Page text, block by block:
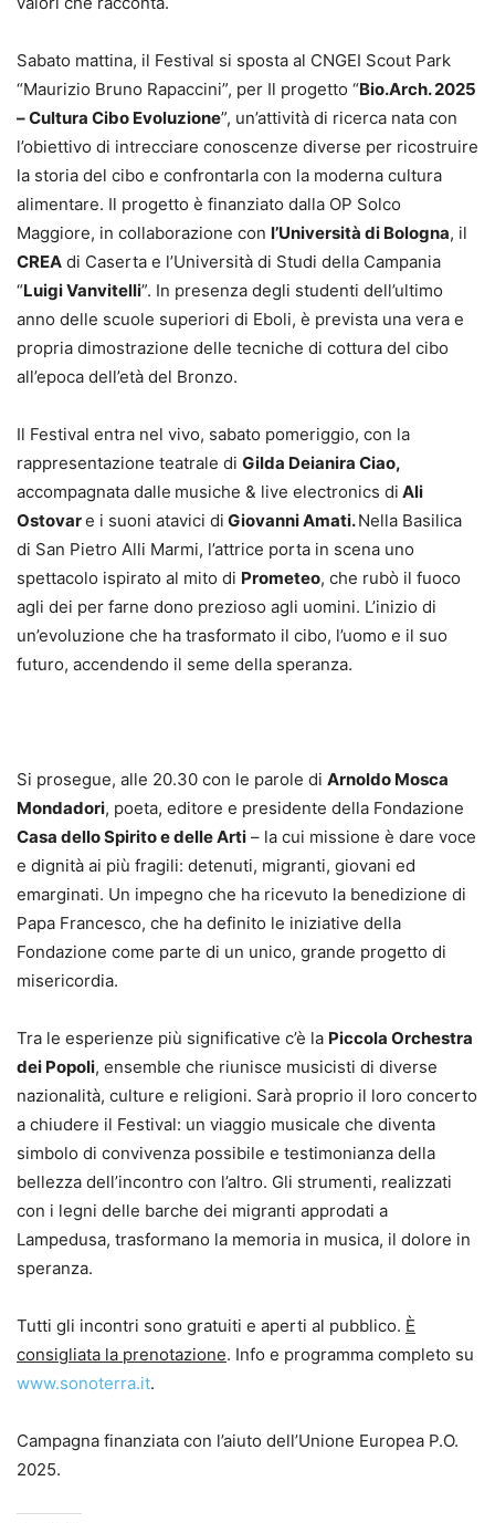
Sabato mattina, il Festival si sposta al CNGEI Scout Park
“Maurizio Bruno Rapaccini”, per Il progetto “Bio.Arch. 2025
– Cultura Cibo Evoluzione”, un’attività di ricerca nata con
l’obiettivo di intrecciare conoscenze diverse per ricostruire
la storia del cibo e confrontarla con la moderna cultura
alimentare. Il progetto è finanziato dalla OP Solco
Maggiore, in collaborazione con l’Università di Bologna, il
CREA di Caserta e l’Università di Studi della Campania
“Luigi Vanvitelli”. In presenza degli studenti dell’ultimo
anno delle scuole superiori di Eboli, è prevista una vera e
propria dimostrazione delle tecniche di cottura del cibo
all’epoca dell’età del Bronzo.
Il Festival entra nel vivo, sabato pomeriggio, con la
rappresentazione teatrale di Gilda Deianira Ciao,
accompagnata dalle musiche & live electronics di Ali
Ostovare i suoni atavici di Giovanni Amati.Nella Basilica
di San Pietro Alli Marmi, l’attrice porta in scena uno
spettacolo ispirato al mito di Prometeo, che rubò il fuoco
agli dei per farne dono prezioso agli uomini. L’inizio di
un’evoluzione che ha trasformato il cibo, l’uomo e il suo
futuro, accendendo il seme della speranza.
Si prosegue, alle 20.30 con le parole di Arnoldo Mosca
Mondadori, poeta, editore e presidente della Fondazione
Casa dello Spirito e delle Arti – la cui missione è dare voce
e dignità ai più fragili: detenuti, migranti, giovani ed
emarginati. Un impegno che ha ricevuto la benedizione di
Papa Francesco, che ha definito le iniziative della
Fondazione come parte di un unico, grande progetto di
misericordia.
Tra le esperienze più significative c’è la Piccola Orchestra
dei Popoli, ensemble che riunisce musicisti di diverse
nazionalità, culture e religioni. Sarà proprio il loro concerto
a chiudere il Festival: un viaggio musicale che diventa
simbolo di convivenza possibile e testimonianza della
bellezza dell’incontro con l’altro. Gli strumenti, realizzati
con i legni delle barche dei migranti approdati a
Lampedusa, trasformano la memoria in musica, il dolore in
speranza.
Tutti gli incontri sono gratuiti e aperti al pubblico. È
consigliata la prenotazione. Info e programma completo su
www.sonoterra.it.
Campagna finanziata con l’aiuto dell’Unione Europea P.O.
2025.